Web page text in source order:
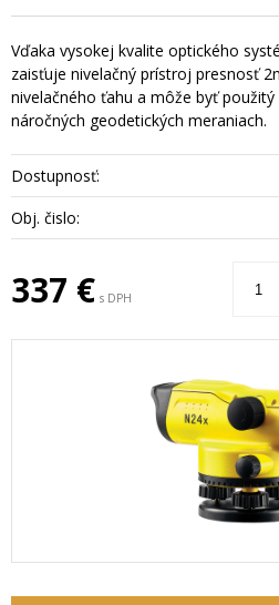
Vďaka vysokej kvalite optického
zaisťuje nivelačný prístroj presnosť
nivelačného ťahu a môže byť
náročných geodetických meraniach.
Dostupnosť:
Obj. čislo:
337 € s DPH